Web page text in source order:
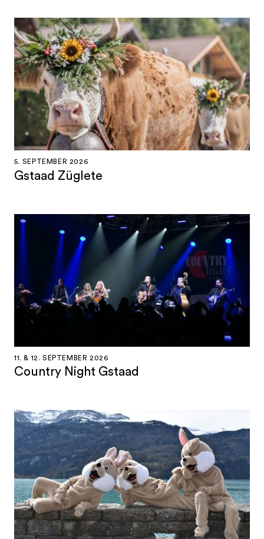
5. SEPTEMBER 2026
Gstaad Züglete
11. & 12. SEPTEMBER 2026
Country Night Gstaad